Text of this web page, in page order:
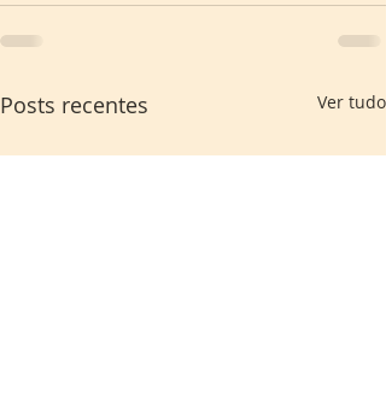
Posts recentes Ver tudo